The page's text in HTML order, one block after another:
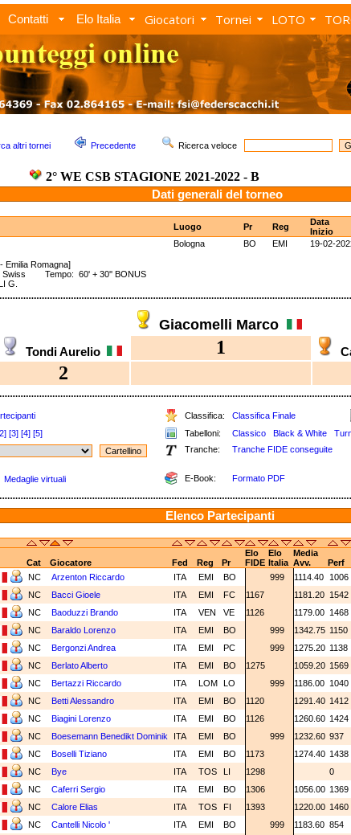
Contatti Elo Italia Giocatori Tornei LOTO
altri tornei Precedente Ricerca veloce
2° WE CSB STAGIONE 2021-2022 - B
Dati generali del torneo
Luogo Pr Reg
Data
Inizio
Bologna BO EMI 19-02-
Emilia Romagna]
Swiss Tempo: 60' + 30'' BONUS
G.
Giacomelli Marco
Tondi Aurelio 1
2
Classifica: Classifica Finale
[3] [4] [5] Tabelloni: Classico Black & White
Tranche: Tranche FIDE conseguite
Medaglie virtuali E-Book: Formato PDF
Elenco Partecipanti
Elo Elo Media
Cat Giocatore Fed Reg Pr FIDE Italia Avv. Perf
NC Arzenton Riccardo ITA EMI BO 999 1114.40 1006
NC Bacci Gioele ITA EMI FC 1167 1181.20 1542
NC Baoduzzi Brando ITA VEN VE 1126 1179.00 1468
NC Baraldo Lorenzo ITA EMI BO 999 1342.75 1150
NC Bergonzi Andrea ITA EMI PC 999 1275.20 1138
NC Berlato Alberto ITA EMI BO 1275 1059.20 1569
NC Bertazzi Riccardo ITA LOM LO 999 1186.00 1040
NC Betti Alessandro ITA EMI BO 1120 1291.40 1412
NC Biagini Lorenzo ITA EMI BO 1126 1260.60 1424
NC Boesemann Benedikt Dominik ITA EMI BO 999 1232.60 937
NC Boselli Tiziano ITA EMI BO 1173 1274.40 1438
NC Bye ITA TOS LI 1298 0
NC Caferri Sergio ITA EMI BO 1306 1056.00 1369
NC Calore Elias ITA TOS FI 1393 1220.00 1460
NC Cantelli Nicolo ' ITA EMI BO 999 1183.60 854